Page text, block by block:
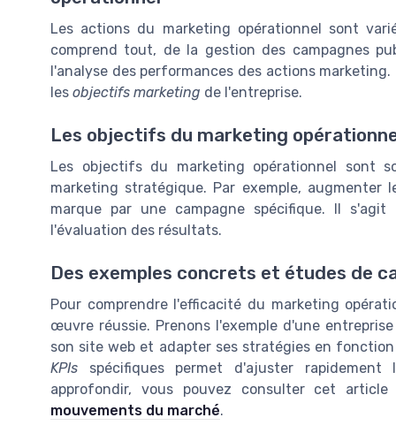
Les actions du marketing opérationnel sont
comprend tout, de la gestion des campagnes
l'analyse des performances des actions
les objectifs marketing de l'entreprise.
Les objectifs du marketing
Les objectifs du marketing opérationnel sont
marketing stratégique. Par exemple,
marque par une campagne spécifique. Il
l'évaluation des résultats.
Des exemples concrets et études de
Pour comprendre l'efficacité du marketing
œuvre réussie. Prenons l'exemple d'une
son site web et adapter ses stratégies en
KPIs spécifiques permet d'ajuster
approfondir, vous pouvez consulter cet
mouvements du marché.